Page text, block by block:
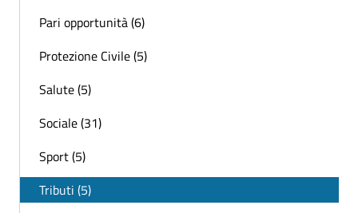
Pari opportunità (6)
Protezione Civile (5)
Salute (5)
Sociale (31)
Sport (5)
Tributi (5)